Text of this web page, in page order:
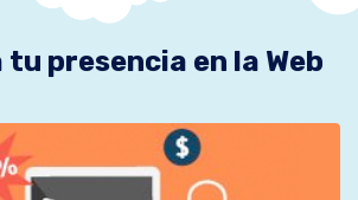
tu presencia en la Web